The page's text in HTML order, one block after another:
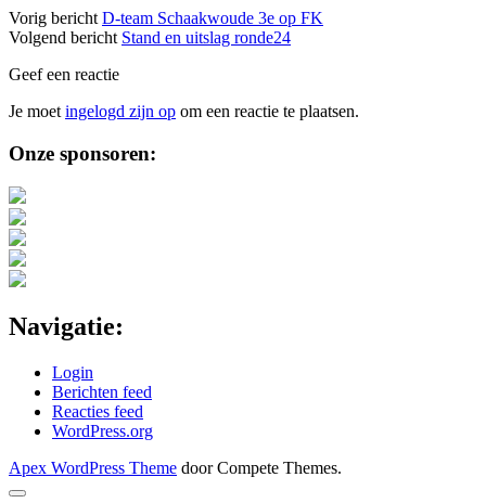
Vorig bericht D-team Schaakwoude 3e op FK
Volgend bericht Stand en uitslag ronde24
Geef een reactie
Je moetingelogd zijn op om een reactie te plaatsen.
Sidebar
Onze sponsoren:
Navigatie:
Login
Berichten feed
Reacties feed
WordPress.org
Apex WordPress Theme door Compete Themes.